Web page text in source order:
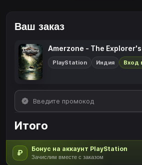
чтобы узнать их предысторию и
режима сложности, чтобы любой мог
приключением- Возможность переноса
демоверсии в полноценную игру-
Бенуа Сокаля, автора серии Syberia
Ваш заказ
Amerzone - The
PlayStation Индия Вход
Итого
₽ Бонус на аккаунт PlayStation
Зачислим вместе с заказом